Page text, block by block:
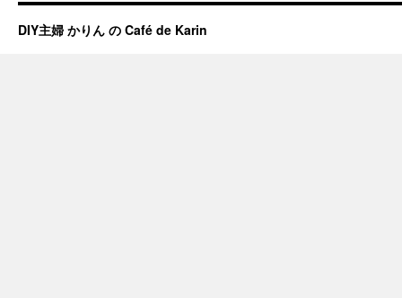
DIY主婦 かりん の Café de Karin